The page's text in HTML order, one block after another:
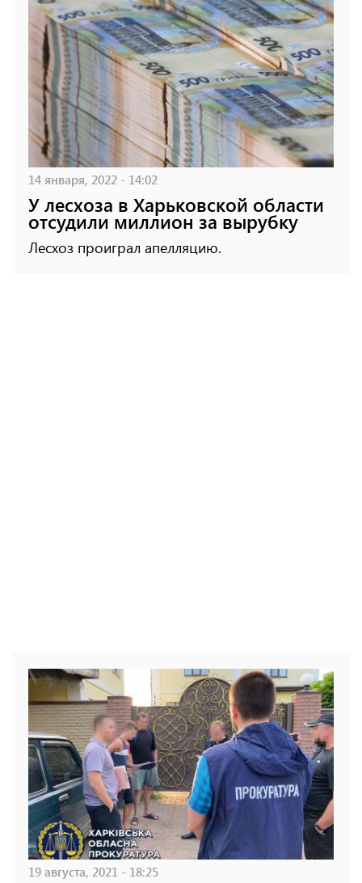
14 января, 2022 - 14:02
У лесхоза в Харьковской области
отсудили миллион за вырубку
Лесхоз проиграл апелляцию.
19 августа, 2021 - 18:25